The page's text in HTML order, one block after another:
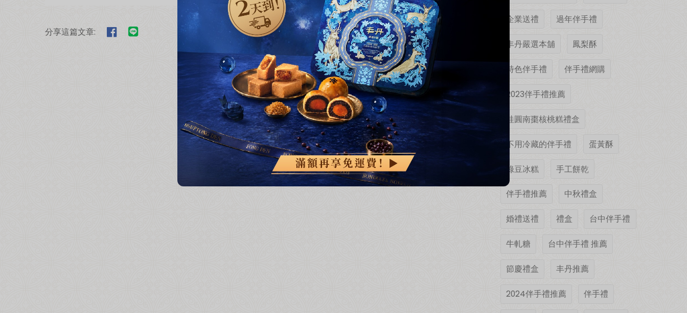
分享這篇文章:
企業送禮 過年伴手禮
丰丹嚴選本舖 鳳梨酥
特色伴手禮 伴手禮網購
2023伴手禮推薦
桂圓南棗核桃糕禮盒
不用冷藏的伴手禮 蛋黃酥
綠豆冰糕 手工餅乾
伴手禮推薦 中秋禮盒
婚禮送禮 禮盒 台中伴手禮
牛軋糖 台中伴手禮 推薦
節慶禮盒 丰丹推薦
2024伴手禮推薦 伴手禮